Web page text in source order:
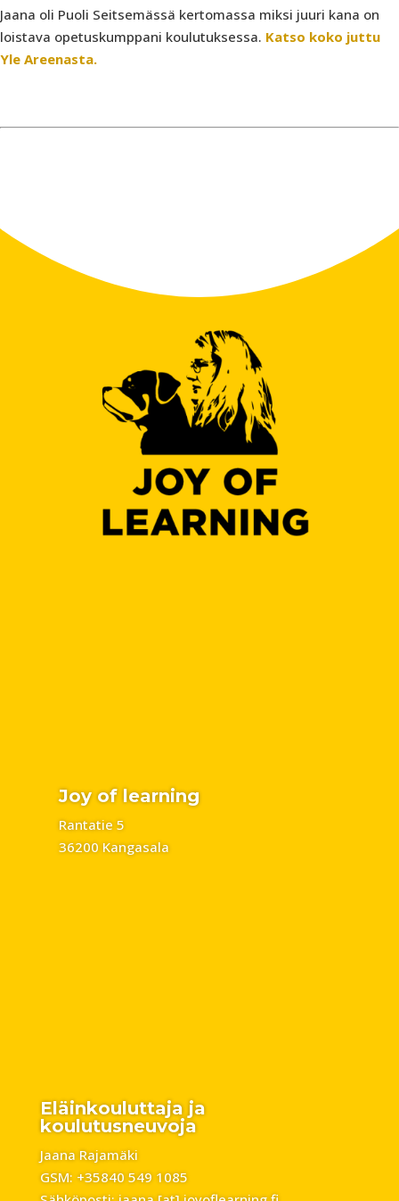
Jaana oli Puoli Seitsemässä kertomassa miksi juuri kana on
loistava opetuskumppani koulutuksessa. Katso koko juttu
Yle Areenasta.
Joy of learning
Rantatie 5
36200 Kangasala
Eläinkouluttaja ja
koulutusneuvoja
Jaana Rajamäki
GSM: +35840 549 1085